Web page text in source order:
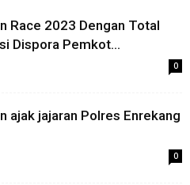
Race 2023 Dengan Total
Dispora Pemkot...
0
ajak jajaran Polres Enrekang
0